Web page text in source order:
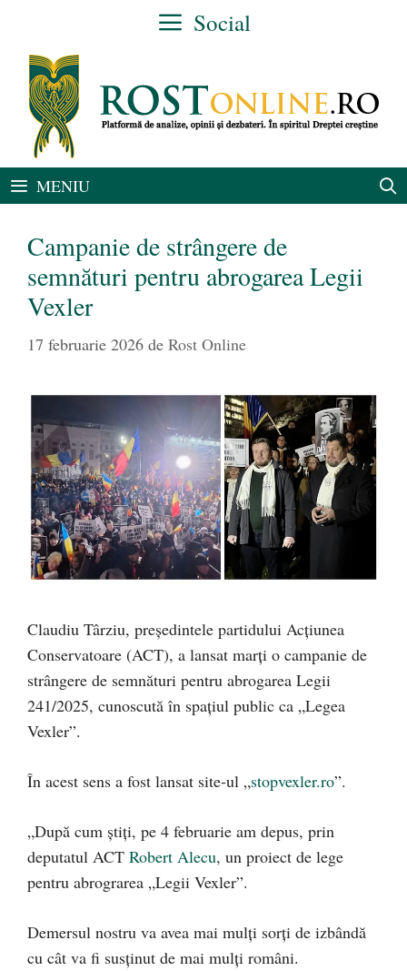
conținut
Social
MENIU
Campanie de strângere de
semnături pentru abrogarea Legii
Vexler
17 februarie 2026 de Rost Online
Claudiu Târziu, președintele partidului Acțiunea
Conservatoare (ACT), a lansat marți o campanie de
strângere de semnături pentru abrogarea Legii
241/2025, cunoscută în spațiul public ca „Legea
Vexler”.
În acest sens a fost lansat site-ul „stopvexler.ro”.
„După cum știți, pe 4 februarie am depus, prin
deputatul ACT Robert Alecu, un proiect de lege
pentru abrograrea „Legii Vexler”.
Demersul nostru va avea mai mulți sorți de izbândă
cu cât va fi susținut de mai mulți români.